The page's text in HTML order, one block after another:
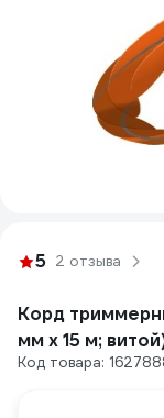
5 2 отзыва
Корд
мм х 15 м;
Код товара: